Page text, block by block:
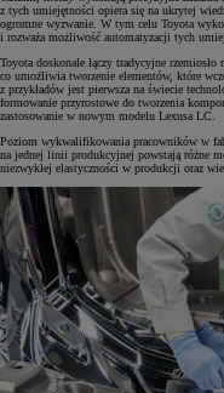
z tych umiejętności opiera się na ukrytej
ogromne wyzwanie. W tym celu Toyota
i rozważa możliwość automatyzacji tych
Toyota doskonale łączy tradycyjne
co umożliwia tworzenie elementów, które
z przykładów jest pierwsza na świecie
formowanie przyrostowe do tworzenia
zastosowanie w nowym modelu Lexusa LC.
Poziom wykwalifikowania pracowników w
na jednej linii produkcyjnej powstają różne
niezwykłej elastyczności w produkcji oraz